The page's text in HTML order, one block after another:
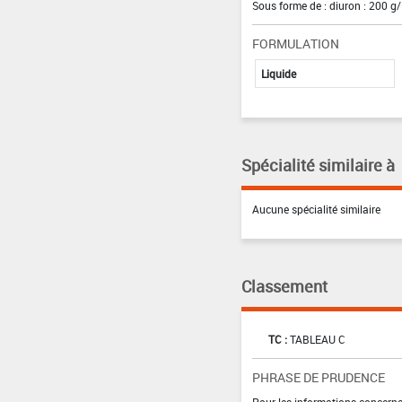
Sous forme de : diuron : 200 g/
FORMULATION
Liquide
Spécialité similaire à
Aucune spécialité similaire
Classement
TC : TABLEAU C
PHRASE DE PRUDENCE